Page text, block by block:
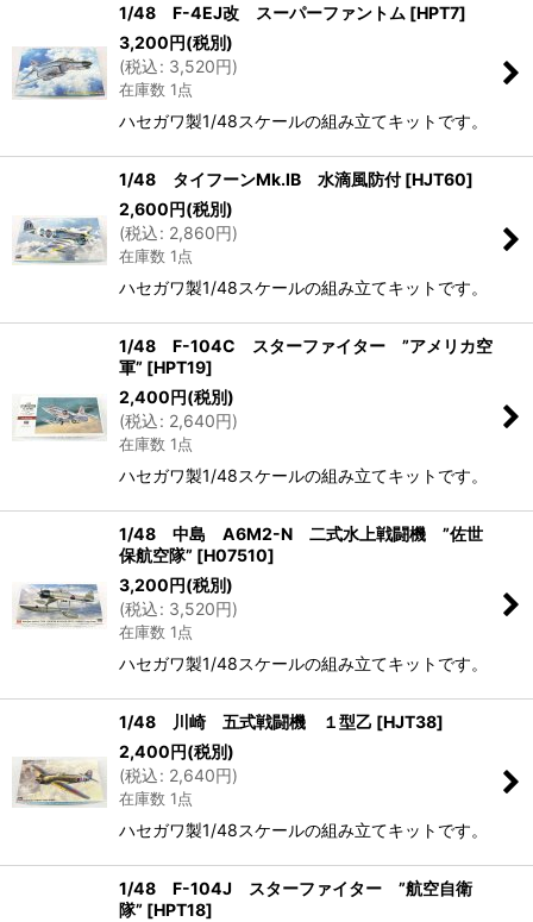
1/48 F-4EJ改 スーパーファントム [HPT7]
3,200円(税別)
(税込: 3,520円)
在庫数 1点
ハセガワ製1/48スケールの組み立てキットです。
1/48 タイフーンMk.IB 水滴風防付 [HJT60]
2,600円(税別)
(税込: 2,860円)
在庫数 1点
ハセガワ製1/48スケールの組み立てキットです。
1/48 F-104C スターファイター ”アメリカ空
軍” [HPT19]
2,400円(税別)
(税込: 2,640円)
在庫数 1点
ハセガワ製1/48スケールの組み立てキットです。
1/48 中島 A6M2-N 二式水上戦闘機 ”佐世
保航空隊” [H07510]
3,200円(税別)
(税込: 3,520円)
在庫数 1点
ハセガワ製1/48スケールの組み立てキットです。
1/48 川崎 五式戦闘機 １型乙 [HJT38]
2,400円(税別)
(税込: 2,640円)
在庫数 1点
ハセガワ製1/48スケールの組み立てキットです。
1/48 F-104J スターファイター ”航空自衛
隊” [HPT18]